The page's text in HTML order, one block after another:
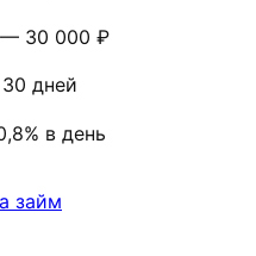
30 000 ₽
дней
в день
займ